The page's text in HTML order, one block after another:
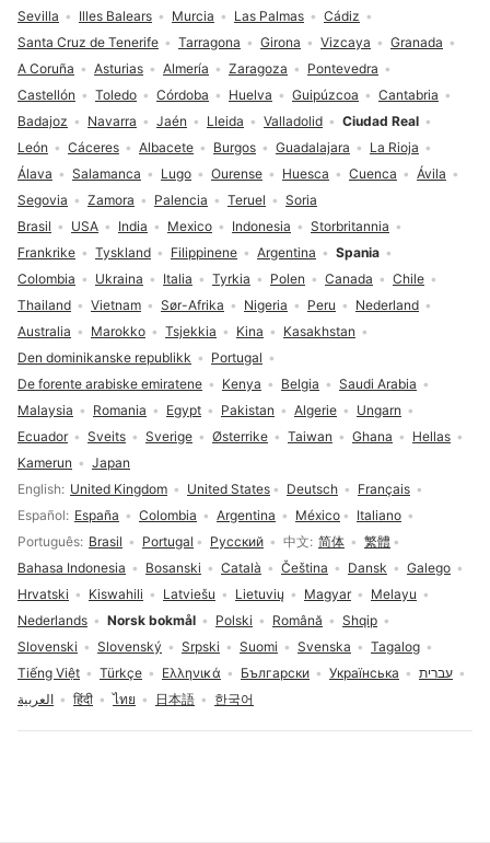
Språkvalg
English United Kingdom United States Deutsch
Français
Español
España Colombia Argentina México
Italiano
Português Brasil Portugal Русский 中文 简体
繁體
Bahasa Indonesia
Bosanski Català Čeština Dansk
Galego
Hrvatski
Kiswahili Latviešu Lietuvių Magyar
Melayu
Nederlands
Norsk bokmål Polski Română
Shqip
Slovenski
Slovenský Srpski Suomi Svenska
Tagalog
Tiếng Việt
Türkçe Ελληνικά Български Українська
עברית
العربية
हिंदी ไทย 日本語 한국어
Brasil USA India Mexico Indonesia
Storbritannia
Frankrike
Tyskland Filippinene Argentina
Spania
Colombia
Ukraina Italia Tyrkia Polen Canada
Chile
Thailand
Vietnam Sør-Afrika Nigeria Peru
Nederland
Australia
Marokko Tsjekkia Kina
Kasakhstan
Den dominikanske republikk
Portugal
De forente arabiske emiratene
Kenya Belgia
Saudi Arabia
Malaysia
Romania Egypt Pakistan Algerie
Ungarn
Ecuador
Sveits Sverige Østerrike Taiwan Ghana
Hellas
Kamerun
Japan
Sevilla
Illes Balears Murcia Las Palmas
Cádiz
Santa Cruz de Tenerife
Tarragona Girona Vizcaya
Granada
A Coruña
Asturias Almería Zaragoza
Pontevedra
Castellón
Toledo Córdoba Huelva Guipúzcoa
Cantabria
Badajoz
Navarra Jaén Lleida Valladolid
Ciudad Real
León
Cáceres Albacete Burgos Guadalajara
La Rioja
Álava
Salamanca Lugo Ourense Huesca Cuenca
Ávila
Segovia
Zamora Palencia Teruel Soria